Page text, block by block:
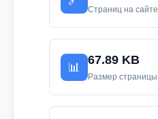
Страниц на сайте
📊
67.89 KB
Размер страницы